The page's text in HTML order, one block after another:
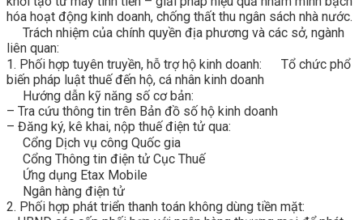
hóa hoạt động kinh doanh, chống thất thu ngân sách nhà nước.
Trách nhiệm của chính quyền địa phương và các sở, ngành
liên quan:
1. Phối hợp tuyên truyền, hỗ trợ hộ kinh doanh:
Tổ chức phổ
biến pháp luật thuế đến hộ, cá nhân kinh doanh
Hướng dẫn kỹ năng số cơ bản:
– Tra cứu thông tin trên Bản đồ số hộ kinh doanh
– Đăng ký, kê khai, nộp thuế điện tử qua:
Cổng Dịch vụ công Quốc gia
Cổng Thông tin điện tử Cục Thuế
Ứng dụng Etax Mobile
Ngân hàng điện tử
2. Phối hợp phát triển thanh toán không dùng tiền mặt: